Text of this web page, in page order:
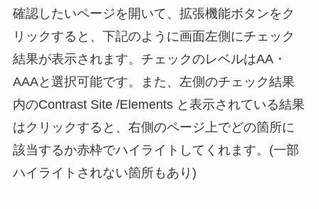
確認したいページを開いて、拡張機能ボタンをク
リックすると、下記のように画面左側にチェック
結果が表示されます。チェックのレベルはAA・
AAAと選択可能です。また、左側のチェック結果
内のContrast Site /Elements と表示されている結果
はクリックすると、右側のページ上でどの箇所に
該当するか赤枠でハイライトしてくれます。(一部
ハイライトされない箇所もあり)